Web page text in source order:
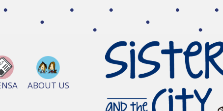
ABOUT US